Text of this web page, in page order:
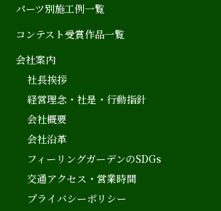
パーツ別施工例一覧
コンテスト受賞作品一覧
会社案内
社長挨拶
経営理念・社是・行動指針
会社概要
会社沿革
フィーリングガーデンのSDGs
交通アクセス・営業時間
プライバシーポリシー